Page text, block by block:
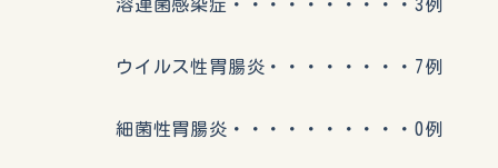
溶連菌感染症・・・・・・・・・・3例
ウイルス性胃腸炎・・・・・・・・7例
細菌性胃腸炎・・・・・・・・・・0例